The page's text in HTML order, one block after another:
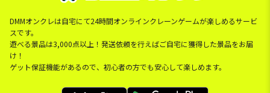
DMMオンクレは自宅にて24時間オンラインクレーンゲームが楽しめるサービ
スです。
遊べる景品は3,000点以上！発送依頼を行えばご自宅に獲得した景品をお届
け！
ゲット保証機能があるので、初心者の方でも安心して楽しめます。